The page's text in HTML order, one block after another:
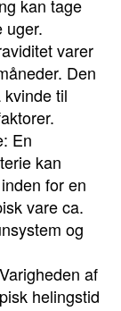
kan tage
uger.
varer
Den
til
En
kan
for en
vare ca.
og
af
helingstid